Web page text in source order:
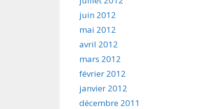
juin 2012
mai 2012
avril 2012
mars 2012
février 2012
janvier 2012
décembre 2011